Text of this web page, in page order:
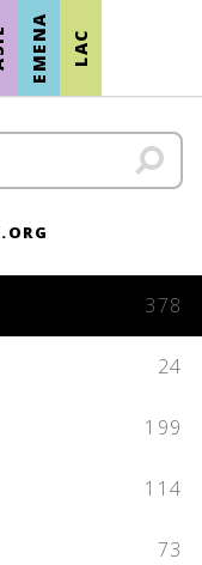
EMENA LAC
378
24
199
114
73